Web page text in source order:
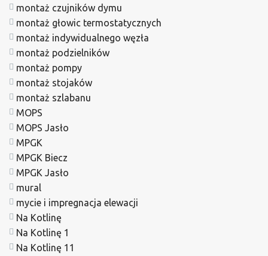
montaż czujników dymu
montaż głowic termostatycznych
montaż indywidualnego węzła
montaż podzielników
montaż pompy
montaż stojaków
montaż szlabanu
MOPS
MOPS Jasło
MPGK
MPGK Biecz
MPGK Jasło
mural
mycie i impregnacja elewacji
Na Kotlinę
Na Kotlinę 1
Na Kotlinę 11